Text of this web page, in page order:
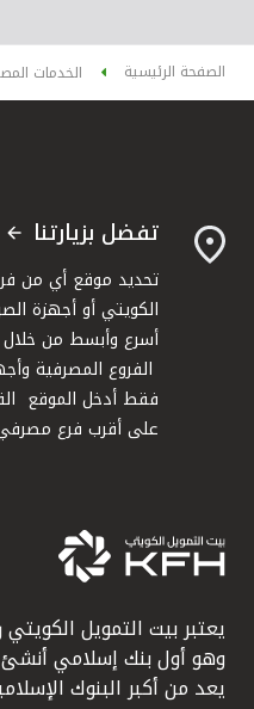
الصفحة الرئيسية الخدمات
تفضل بزيارتنا
تحديد موقع أي من
الكويتي أو أجهزة
أسرع وأبسط من
الفروع المصرفية
فقط أدخل الموقع
على أقرب فرع
يعتبر بيت التمويل
يعد من أكبر البنوك